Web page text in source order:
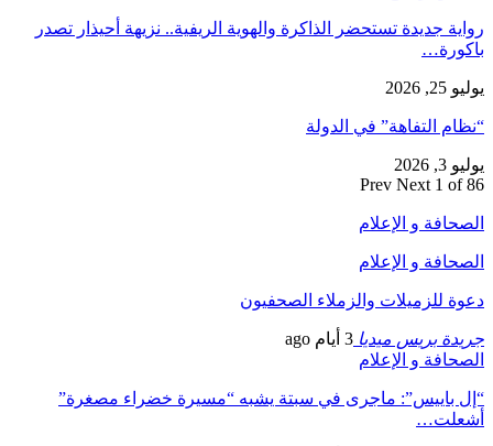
رواية جديدة تستحضر الذاكرة والهوية الريفية.. نزيهة أحيذار تصدر
باكورة…
يوليو 25, 2026
“نظام التفاهة” في الدولة
يوليو 3, 2026
Prev Next 1 of 86
الصحافة و الإعلام
الصحافة و الإعلام
دعوة للزميلات والزملاء الصحفيون
جريدة بريس ميديا 3 أيام ago
الصحافة و الإعلام
“إل باييس”: ماجرى في سبتة يشبه “مسيرة خضراء مصغرة”
أشعلت…